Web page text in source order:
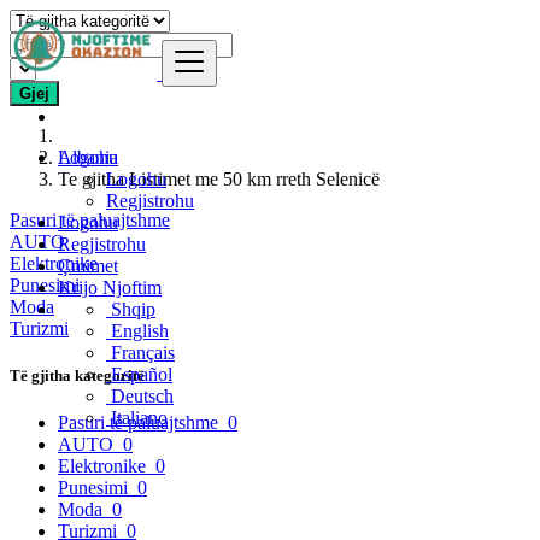
Logohu
Logohu
Regjistrohu
Logohu
Regjistrohu
Çmimet
Krijo Njoftim
Shqip
English
Français
Español
Deutsch
Italiano
Gjej
Albania
Te gjitha Listimet me 50 km rreth Selenicë
Pasuri të paluajtshme
AUTO
Elektronike
Punesimi
Moda
Turizmi
Të gjitha kategoritë
Pasuri të paluajtshme 0
AUTO 0
Elektronike 0
Punesimi 0
Moda 0
Turizmi 0